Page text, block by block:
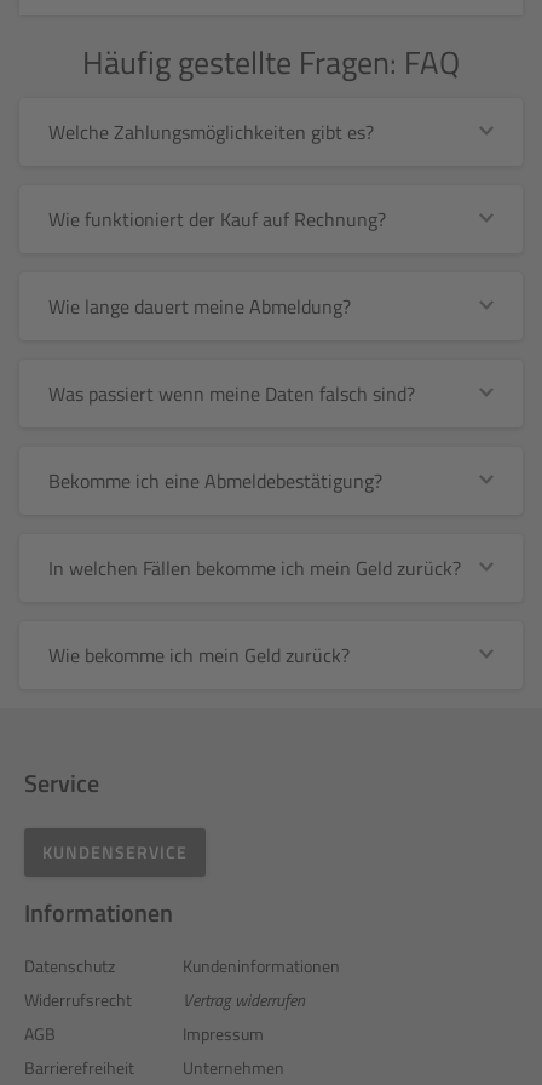
Häufig gestellte Fragen: FAQ
Welche Zahlungsmöglichkeiten gibt es?
Wie funktioniert der Kauf auf Rechnung?
Wie lange dauert meine Abmeldung?
Was passiert wenn meine Daten falsch sind?
Bekomme ich eine Abmeldebestätigung?
In welchen Fällen bekomme ich mein Geld zurück?
Wie bekomme ich mein Geld zurück?
Service
KUNDENSERVICE
Informationen
Datenschutz
Kundeninformationen
Widerrufsrecht
Vertrag widerrufen
AGB
Impressum
Barrierefreiheit
Unternehmen